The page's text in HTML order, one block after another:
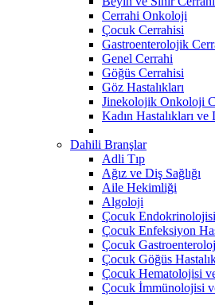
Cerrahi Onkoloji
Çocuk Cerrahisi
Gastroenterolojik
Genel Cerrahi
Göğüs Cerrahisi
Göz Hastalıkları
Jinekolojik Onkoloji
Kadın Hastalıkları ve
Dahili Branşlar
Adli Tıp
Ağız ve Diş Sağlığı
Aile Hekimliği
Algoloji
Çocuk Endokrinolojisi
Çocuk Enfeksiyon
Çocuk
Çocuk Göğüs
Çocuk Hematolojisi
Çocuk İmmünolojisi